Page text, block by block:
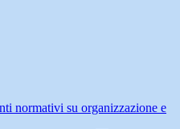
normativi su organizzazione e